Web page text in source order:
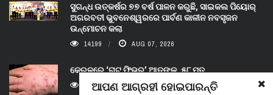
ଆପଣ ଆଗ୍ରହୀ ହୋଇପାରନ୍ତି
ସୁଗନ୍ଧ ଉତ୍କର୍ଷର ୭୭ ବର୍ଷ ପାଳନ କରୁଛି, ସାଇକଲ ପିୟୋର୍‌
ଅଗରବତୀ ଭୁବନେଶ୍ୱରରେ ପାର୍ବଣ କାଳୀନ ନବସୃଜନ
ଉନ୍ମୋଚନ କଲା
14199 AUG 07, 2026
କେରଳରେ ‘ରାଟ୍ ଫିଭର୍’ ଆତଙ୍କ, ୫୮ ମୃତ
14555 AUG 08, 2026